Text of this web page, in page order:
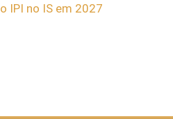
IPI no IS em 2027